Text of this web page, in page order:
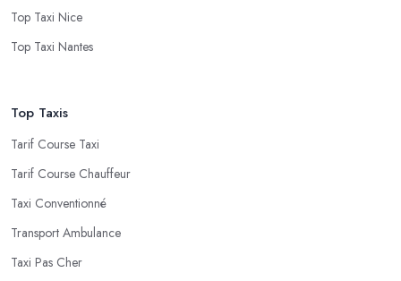
Top Taxi Nice
Top Taxi Nantes
Top Taxis
Tarif Course Taxi
Tarif Course Chauffeur
Taxi Conventionné
Transport Ambulance
Taxi Pas Cher